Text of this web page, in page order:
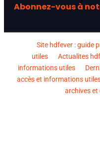
Abonnez-vous à
Site hdfever : guide
utiles
Actualites
informations utiles
accès et informations
archives et